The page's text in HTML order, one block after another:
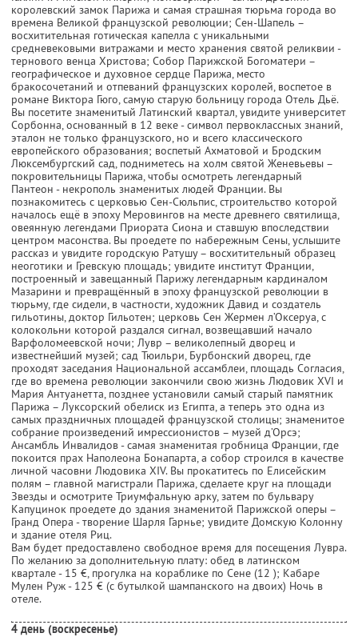
королевский замок Парижа и самая страшная тюрьма города во
времена Великой французской революции; Сен-Шапель –
восхитительная готическая капелла с уникальными
средневековыми витражами и место хранения святой реликвии -
тернового венца Христова; Собор Парижской Богоматери –
географическое и духовное сердце Парижа, место
бракосочетаний и отпеваний французских королей, воспетое в
романе Виктора Гюго, самую старую больницу города Отель Дьё.
Вы посетите знаменитый Латинский квартал, увидите университет
Сорбонна, основанный в 12 веке - символ первоклассных знаний,
эталон не только французского, но и всего классического
европейского образования; воспетый Ахматовой и Бродским
Люксембургский сад, подниметесь на холм святой Женевьевы –
покровительницы Парижа, чтобы осмотреть легендарный
Пантеон - некрополь знаменитых людей Франции. Вы
познакомитесь с церковью Сен-Сюльпис, строительство которой
началось ещё в эпоху Меровингов на месте древнего святилища,
овеянную легендами Приората Сиона и ставшую впоследствии
центром масонства. Вы проедете по набережным Сены, услышите
рассказ и увидите городскую Ратушу – восхитительный образец
неоготики и Гревскую площадь; увидите институт Франции,
построенный и завещанный Парижу легендарным кардиналом
Мазарини и превращённый в эпоху французской революции в
тюрьму, где сидели, в частности, художник Давид и создатель
гильотины, доктор Гильотен; церковь Сен Жермен л’Оксеруа, с
колокольни которой раздался сигнал, возвещавший начало
Варфоломеевской ночи; Лувр – великолепный дворец и
известнейший музей; сад Тюильри, Бурбонский дворец, где
проходят заседания Национальной ассамблеи, площадь Согласия,
где во времена революции закончили свою жизнь Людовик XVI и
Мария Антуанетта, позднее установили самый старый памятник
Парижа – Луксорский обелиск из Египта, а теперь это одна из
самых праздничных площадей французской столицы; знаменитое
собрание произведений имрессионистов – музей д’Орсэ;
Ансамбль Инвалидов - самая знаменитая гробница Франции, где
покоится прах Наполеона Бонапарта, а собор строился в качестве
личной часовни Людовика XIV. Вы прокатитесь по Елисейским
полям – главной магистрали Парижа, сделаете круг на площади
Звезды и осмотрите Триумфальную арку, затем по бульвару
Капуцинок проедете до здания знаменитой Парижской оперы –
Гранд Опера - творение Шарля Гарнье; увидите Домскую Колонну
и здание отеля Риц.
Вам будет предоставлено свободное время для посещения Лувра.
По желанию за дополнительную плату: обед в латинском
квартале - 15 €, прогулка на кораблике по Сене (12 ); Кабаре
Мулен Руж - 125 € (с бутылкой шампанского на двоих) Ночь в
отеле.
4 день (воскресенье)